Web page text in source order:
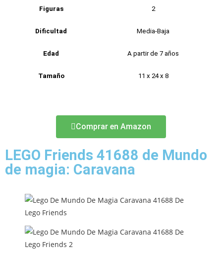
Figuras 2
Dificultad Media-Baja
Edad A partir de 7 años
Tamaño 11 x 24 x 8
Comprar en Amazon
LEGO Friends 41688 de Mundo
de magia: Caravana